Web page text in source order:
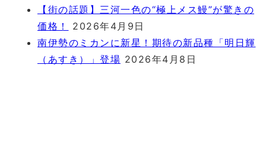
【街の話題】三河一色の“極上メス鰻”が驚きの
価格！
2026年4月9日
南伊勢のミカンに新星！期待の新品種「明日輝
（あすき）」登場 2026年4月8日